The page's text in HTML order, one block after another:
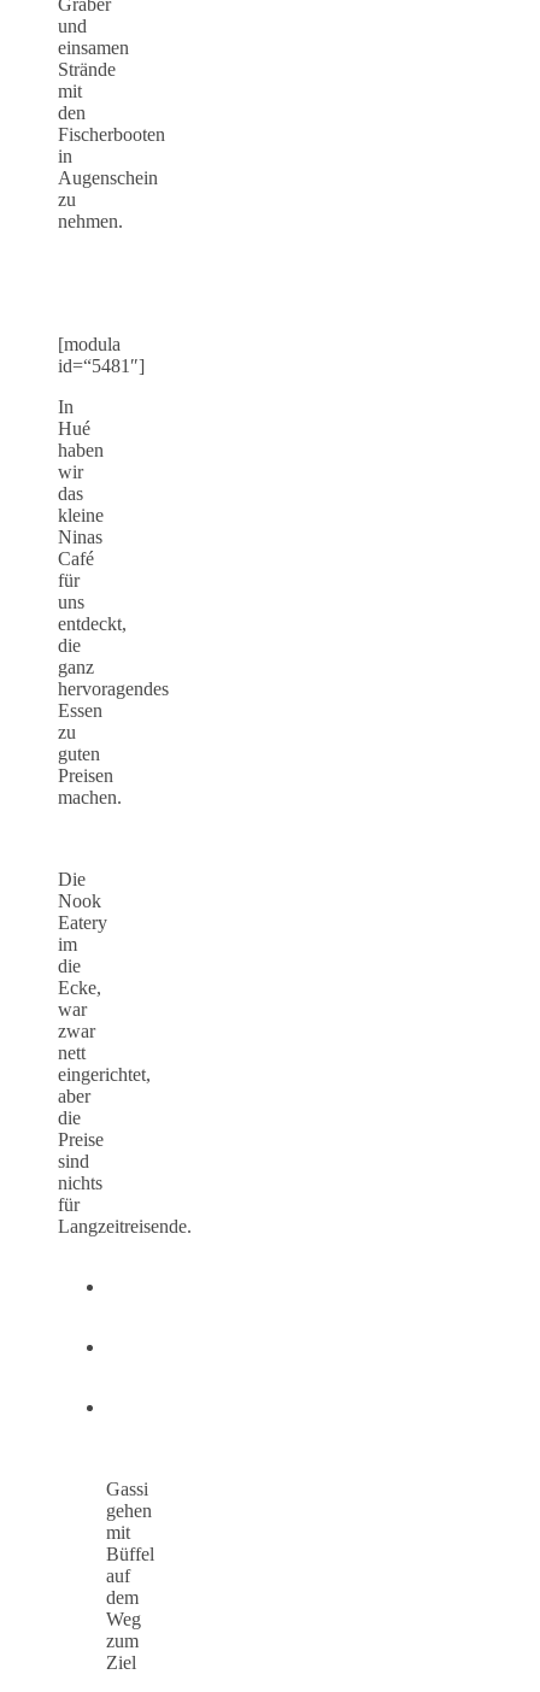
Gräber
und
einsamen
Strände
mit
den
Fischerbooten
in
Augenschein
zu
nehmen.
[modula
id=“5481″]
In
Hué
haben
wir
das
kleine
Ninas
Café
für
uns
entdeckt,
die
ganz
hervoragendes
Essen
zu
guten
Preisen
machen.
Die
Nook
Eatery
im
die
Ecke,
war
zwar
nett
eingerichtet,
aber
die
Preise
sind
nichts
für
Langzeitreisende.
Gassi
gehen
mit
Büffel
auf
dem
Weg
zum
Ziel